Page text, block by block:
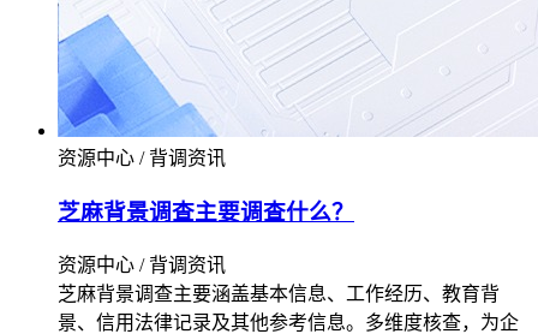
资源中心 / 背调资讯
芝麻背景调查主要调查什么？
资源中心 / 背调资讯
芝麻背景调查主要涵盖基本信息、工作经历、教育背
景、信用法律记录及其他参考信息。多维度核查，为企